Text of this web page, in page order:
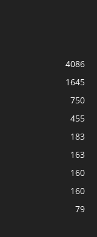
4086
1645
750
455
183
163
160
160
79